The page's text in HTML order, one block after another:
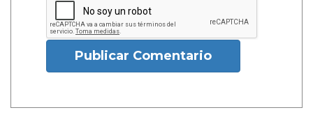
Publicar Comentario